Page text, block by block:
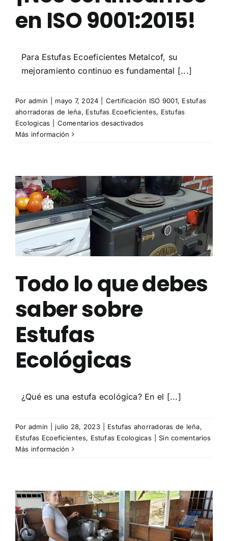
en ISO 9001:2015!
Para Estufas Ecoeficientes Metalcof, su
mejoramiento continuo es fundamental [...]
Por admin mayo 7, 2024 Certificación ISO 9001, Estufas
ahorradoras de leña, Estufas Ecoeficientes, Estufas
Ecologicas
Comentarios desactivadosen
9001:2015!
Más información
Todo lo que debes
saber sobre
Estufas
Ecológicas
¿Qué es una estufa ecológica? En el [...]
Por admin julio 28, 2023 Estufas ahorradoras de leña,
Estufas Ecoeficientes, Estufas Ecologicas
Sin comentarios
Más información